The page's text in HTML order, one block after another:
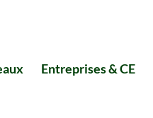
Entreprises & CE